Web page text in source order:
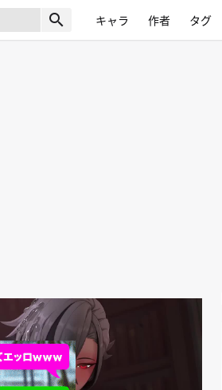
search キャラ 作者 タグ